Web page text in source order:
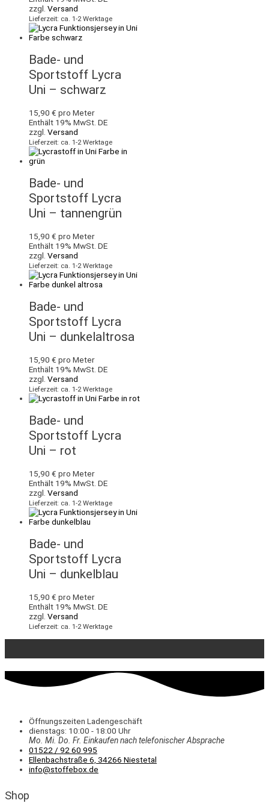
zzgl. Versand
Lieferzeit: ca. 1-2 Werktage
Bade- und
Sportstoff Lycra
Uni – schwarz
15,90 € pro Meter
Enthält 19% MwSt. DE
zzgl. Versand
Lieferzeit: ca. 1-2 Werktage
Bade- und
Sportstoff Lycra
Uni – tannengrün
15,90 € pro Meter
Enthält 19% MwSt. DE
zzgl. Versand
Lieferzeit: ca. 1-2 Werktage
Bade- und
Sportstoff Lycra
Uni – dunkelaltrosa
15,90 € pro Meter
Enthält 19% MwSt. DE
zzgl. Versand
Lieferzeit: ca. 1-2 Werktage
Bade- und
Sportstoff Lycra
Uni – rot
15,90 € pro Meter
Enthält 19% MwSt. DE
zzgl. Versand
Lieferzeit: ca. 1-2 Werktage
Bade- und
Sportstoff Lycra
Uni – dunkelblau
15,90 € pro Meter
Enthält 19% MwSt. DE
zzgl. Versand
Lieferzeit: ca. 1-2 Werktage
Öffnungszeiten Ladengeschäft
dienstags: 10:00 - 18:00 Uhr
Mo. Mi. Do. Fr. Einkaufennach telefonischer Absprache
01522 / 92 60 995
Ellenbachstraße 6, 34266 Niestetal
info@stoffebox.de
Shop